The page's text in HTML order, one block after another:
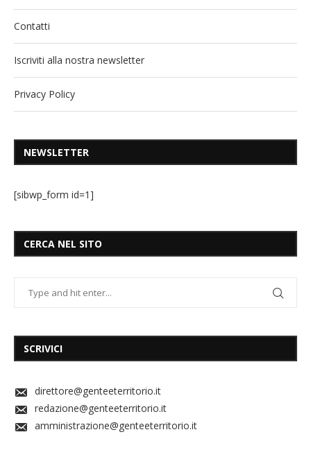
Contatti
Iscriviti alla nostra newsletter
Privacy Policy
NEWSLETTER
[sibwp_form id=1]
CERCA NEL SITO
SCRIVICI
direttore@genteeterritorio.it
redazione@genteeterritorio.it
amministrazione@genteeterritorio.it